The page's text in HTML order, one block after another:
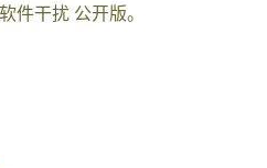
件干扰 公开版。